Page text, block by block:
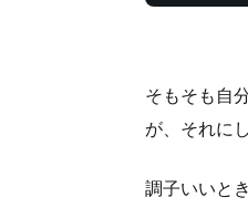
そもそも自
が、それに
調子いいと